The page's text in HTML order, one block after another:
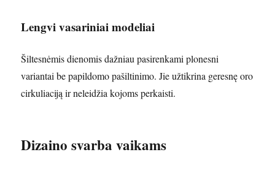
Lengvi vasariniai modeliai
Šiltesnėmis dienomis dažniau pasirenkami plonesni
variantai be papildomo pašiltinimo. Jie užtikrina geresnę oro
cirkuliaciją ir neleidžia kojoms perkaisti.
Dizaino svarba vaikams